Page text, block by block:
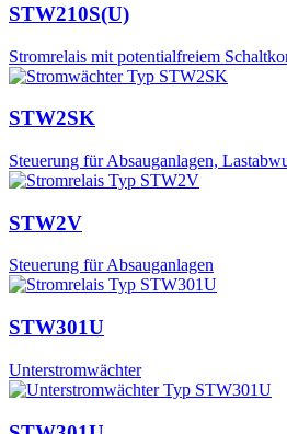
STW210S(U)
Stromrelais mit potentialfreiem
STW2SK
Steuerung für Absauganlagen,
STW2V
Steuerung für Absauganlagen
STW301U
Unterstromwächter